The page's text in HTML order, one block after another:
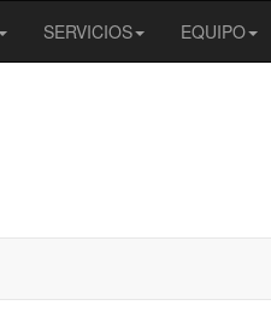
SERVICIOS EQUIPO